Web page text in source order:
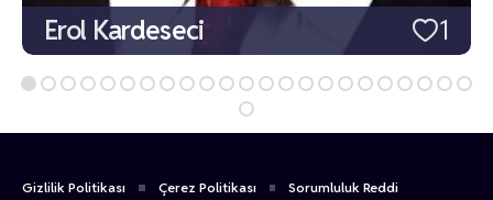
1
Erol Kardeseci
Gizlilik Politikası Çerez Politikası
Sorumluluk Reddi